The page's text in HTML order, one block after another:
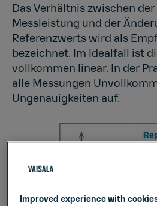
Das Verhältnis zwischen
Messleistung und der
Referenzwerts wird als
bezeichnet. Im Idealfall ist
vollkommen linear. In der
alle Messungen
Ungenauigkeiten auf.
Improved experience with